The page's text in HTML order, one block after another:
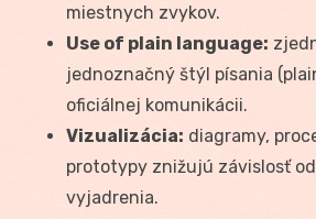
miestnych zvykov.
Use of plain language:
jednoznačný štýl písania
oficiálnej komunikácii.
Vizualizácia: diagramy,
prototypy znižujú závislosť
vyjadrenia.